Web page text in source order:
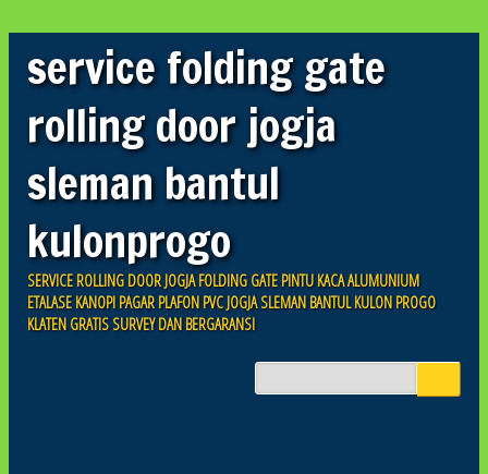
service folding gate
rolling door jogja
sleman bantul
kulonprogo
SERVICE ROLLING DOOR JOGJA FOLDING GATE PINTU KACA ALUMUNIUM
ETALASE KANOPI PAGAR PLAFON PVC JOGJA SLEMAN BANTUL KULON PROGO
KLATEN GRATIS SURVEY DAN BERGARANSI